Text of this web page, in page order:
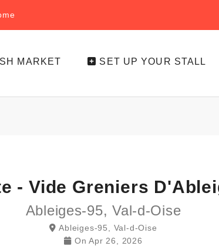
MARKET SET UP YOUR STALL
- Vide Greniers
Ableiges-95, Val-d-Oise
Ableiges-95, Val-d-Oise
On Apr 26, 2026